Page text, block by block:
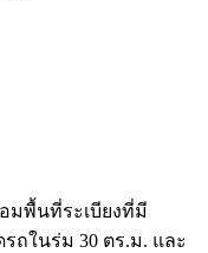
มพื้นที่ระเบียงที่มี
ถในร่ม 30 ตร.ม. และ